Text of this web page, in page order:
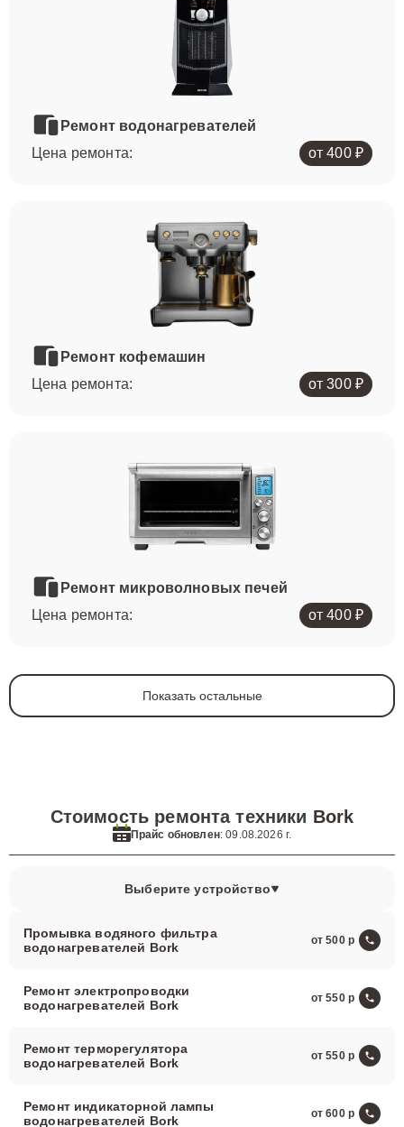
Ремонт водонагревателей
Цена ремонта:
от 400 ₽
Ремонт кофемашин
Цена ремонта:
от 300 ₽
Ремонт микроволновых печей
Цена ремонта:
от 400 ₽
Показать остальные
Стоимость ремонта техники Bork
Прайс обновлен: 09.08.2026 г.
Выберите устройство
Промывка водяного фильтра
водонагревателей Bork
от 500
Ремонт электропроводки
водонагревателей Bork
от 550
Ремонт терморегулятора
водонагревателей Bork
от 550
Ремонт индикаторной лампы
водонагревателей Bork
от 600